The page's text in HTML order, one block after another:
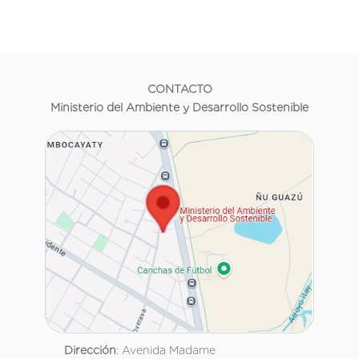
CONTACTO
Ministerio del Ambiente y Desarrollo Sostenible
Dirección: Avenida Madame